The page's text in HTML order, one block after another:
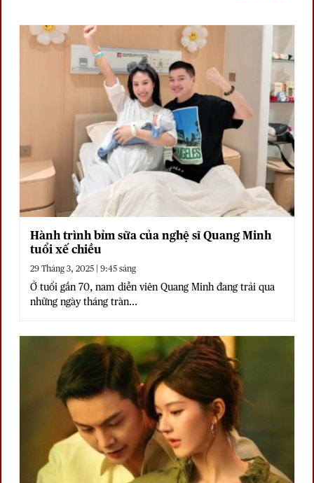
Hành trình bỉm sữa của nghệ sĩ Quang Minh
tuổi xế chiều
29 Tháng 3, 2025 | 9:45 sáng
Ở tuổi gần 70, nam diễn viên Quang Minh đang trải qua
những ngày tháng tràn...